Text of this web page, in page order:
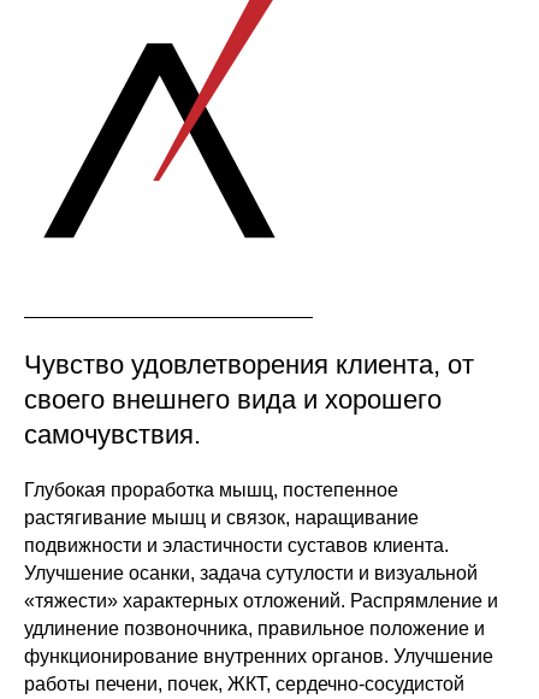
Чувство удовлетворения клиента, от
своего внешнего вида и хорошего
самочувствия.
Глубокая проработка мышц, постепенное
растягивание мышц и связок, наращивание
подвижности и эластичности суставов клиента.
Улучшение осанки, задача сутулости и визуальной
«тяжести» характерных отложений. Распрямление и
удлинение позвоночника, правильное положение и
функционирование внутренних органов. Улучшение
работы печени, почек, ЖКТ, сердечно-сосудистой